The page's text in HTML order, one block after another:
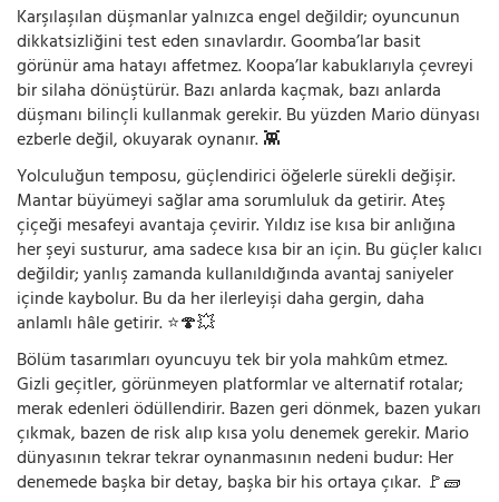
Karşılaşılan düşmanlar yalnızca engel değildir; oyuncunun
dikkatsizliğini test eden sınavlardır. Goomba’lar basit
görünür ama hatayı affetmez. Koopa’lar kabuklarıyla çevreyi
bir silaha dönüştürür. Bazı anlarda kaçmak, bazı anlarda
düşmanı bilinçli kullanmak gerekir. Bu yüzden Mario dünyası
ezberle değil, okuyarak oynanır. 👾
Yolculuğun temposu, güçlendirici öğelerle sürekli değişir.
Mantar büyümeyi sağlar ama sorumluluk da getirir. Ateş
çiçeği mesafeyi avantaja çevirir. Yıldız ise kısa bir anlığına
her şeyi susturur, ama sadece kısa bir an için. Bu güçler kalıcı
değildir; yanlış zamanda kullanıldığında avantaj saniyeler
içinde kaybolur. Bu da her ilerleyişi daha gergin, daha
anlamlı hâle getirir. ⭐🍄💥
Bölüm tasarımları oyuncuyu tek bir yola mahkûm etmez.
Gizli geçitler, görünmeyen platformlar ve alternatif rotalar;
merak edenleri ödüllendirir. Bazen geri dönmek, bazen yukarı
çıkmak, bazen de risk alıp kısa yolu denemek gerekir. Mario
dünyasının tekrar tekrar oynanmasının nedeni budur: Her
denemede başka bir detay, başka bir his ortaya çıkar. 🚩🧱